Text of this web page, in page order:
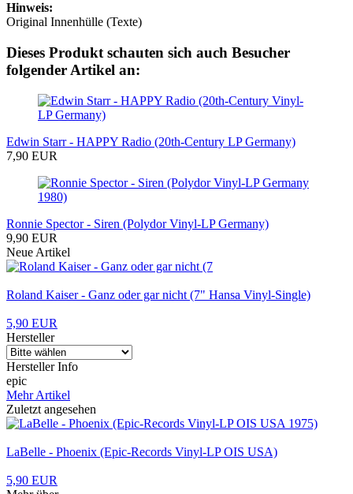
Hinweis:
Original Innenhülle (Texte)
Dieses Produkt schauten sich auch Besucher
folgender Artikel an:
Edwin Starr - HAPPY Radio (20th-Century LP Germany)
7,90 EUR
Ronnie Spector - Siren (Polydor Vinyl-LP Germany)
9,90 EUR
Neue Artikel
Roland Kaiser - Ganz oder gar nicht (7" Hansa Vinyl-Single)
5,90 EUR
Hersteller
Hersteller Info
epic
Mehr Artikel
Zuletzt angesehen
LaBelle - Phoenix (Epic-Records Vinyl-LP OIS USA)
5,90 EUR